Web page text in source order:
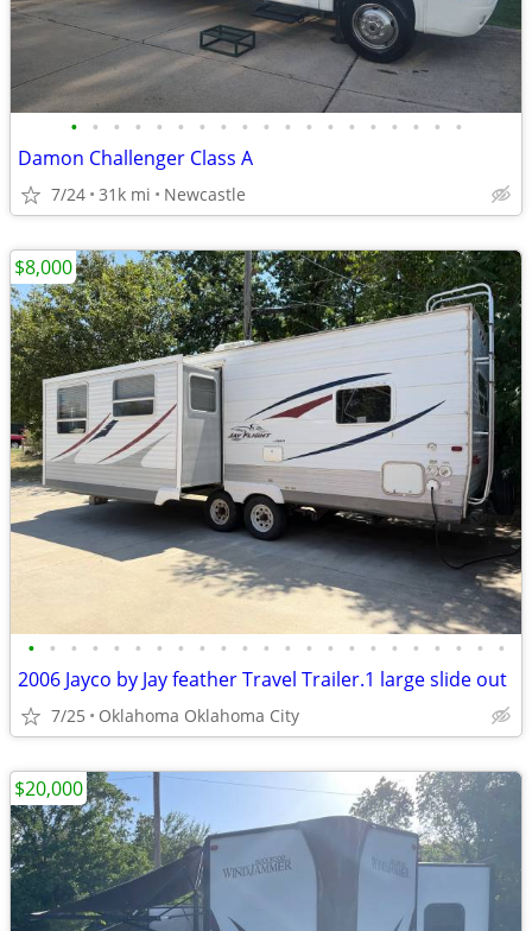
• • • • • • • • • • • • • • • • • • •
Damon Challenger Class A
7/24 31k mi Newcastle
• • • • • • • • • • • • • • • • • • • • • • •
2006 Jayco by Jay feather Travel Trailer.1 large slide out
7/25 Oklahoma Oklahoma City
$8,000
$20,000